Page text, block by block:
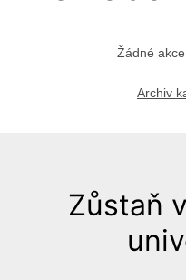
Žádné
Archiv
Zůstaň